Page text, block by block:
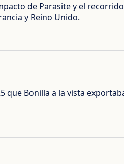
de Parasite y el
y Reino Unido.
que Bonilla a la vista